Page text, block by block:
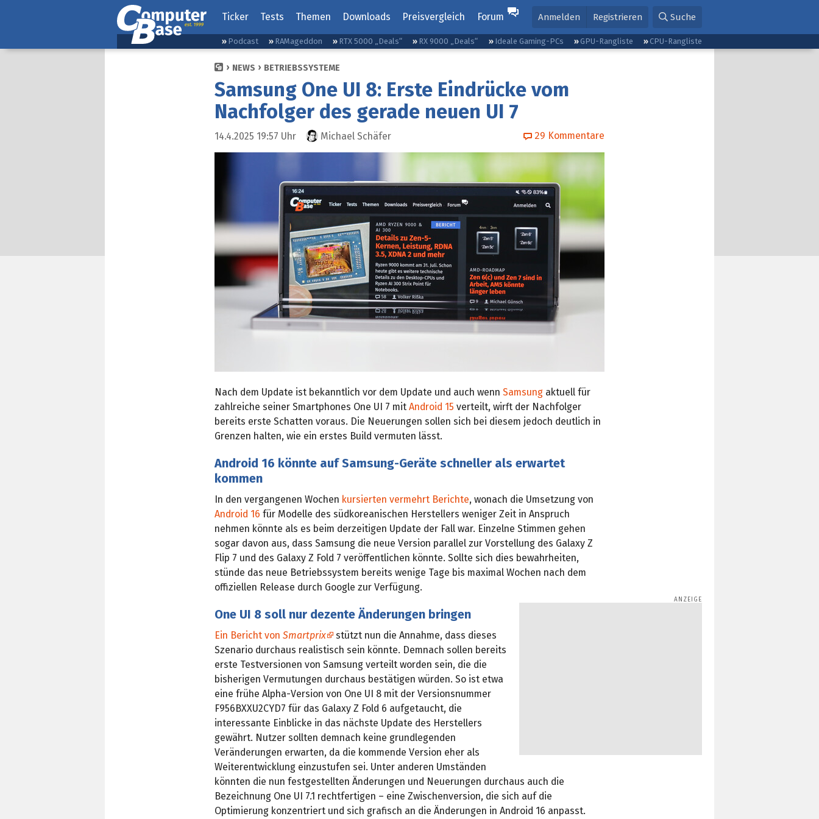
Ticker Tests Themen Downloads Preisvergleich Forum Anmelden Registrieren Suche
Podcast RAMageddon RTX 5000 „Deals“ RX 9000 „Deals“ Ideale Gaming-PCs GPU-Rangliste CPU-Rangliste
NEWS BETRIEBSSYSTEME
Samsung One UI 8: Erste Eindrücke vom
Nachfolger des gerade neuen UI 7
14.4.2025 19:57 Uhr Michael Schäfer 29 Kommentare
Nach dem Update ist bekanntlich vor dem Update und auch wenn Samsung aktuell für
zahlreiche seiner Smartphones One UI 7 mit Android 15 verteilt, wirft der Nachfolger
bereits erste Schatten voraus. Die Neuerungen sollen sich bei diesem jedoch deutlich in
Grenzen halten, wie ein erstes Build vermuten lässt.
Android 16 könnte auf Samsung-Geräte schneller als erwartet
kommen
In den vergangenen Wochen kursierten vermehrt Berichte, wonach die Umsetzung von
Android 16 für Modelle des südkoreanischen Herstellers weniger Zeit in Anspruch
nehmen könnte als es beim derzeitigen Update der Fall war. Einzelne Stimmen gehen
sogar davon aus, dass Samsung die neue Version parallel zur Vorstellung des Galaxy Z
Flip 7 und des Galaxy Z Fold 7 veröffentlichen könnte. Sollte sich dies bewahrheiten,
stünde das neue Betriebssystem bereits wenige Tage bis maximal Wochen nach dem
offiziellen Release durch Google zur Verfügung.
One UI 8 soll nur dezente Änderungen bringen
Ein Bericht von Smartprix
stützt nun die Annahme, dass dieses
Szenario durchaus realistisch sein könnte. Demnach sollen bereits
erste Testversionen von Samsung verteilt worden sein, die die
bisherigen Vermutungen durchaus bestätigen würden. So ist etwa
eine frühe Alpha-Version von One UI 8 mit der Versionsnummer
F956BXXU2CYD7 für das Galaxy Z Fold 6 aufgetaucht, die
interessante Einblicke in das nächste Update des Herstellers
gewährt. Nutzer sollten demnach keine grundlegenden
Veränderungen erwarten, da die kommende Version eher als
Weiterentwicklung einzustufen sei. Unter anderen Umständen
könnten die nun festgestellten Änderungen und Neuerungen durchaus auch die
Bezeichnung One UI 7.1 rechtfertigen – eine Zwischenversion, die sich auf die
Optimierung konzentriert und sich grafisch an die Änderungen in Android 16 anpasst.